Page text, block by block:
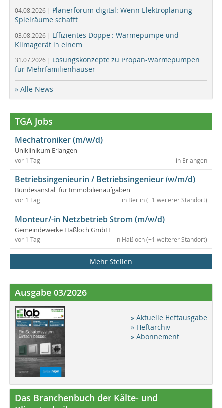
04.08.2026 | Planerforum digital: Wenn Elektroplanung
Spielräume schafft
03.08.2026 | Effizientes Doppel: Wärmepumpe und
Klimagerät in einem
31.07.2026 | Lösungskonzepte zu Propan-Wärmepumpen
für Mehrfamilienhäuser
» Alle News
TGA Jobs
Mechatroniker (m/w/d)
Uniklinikum Erlangen
in Erlangen
vor 1 Tag
Betriebsingenieurin / Betriebsingenieur (w/m/d)
Bundesanstalt für Immobilienaufgaben
in Berlin (+1 weiterer Standort)
vor 1 Tag
Monteur/-in Netzbetrieb Strom (m/w/d)
Gemeindewerke Haßloch GmbH
in Haßloch (+1 weiterer Standort)
vor 1 Tag
Mehr Stellen
Ausgabe 03/2026
» Aktuelle Heftausgabe
» Heftarchiv
» Abonnement
Das Branchenbuch der Kälte- und